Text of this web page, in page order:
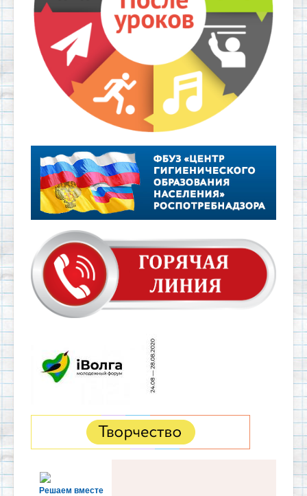
Решаем вместе